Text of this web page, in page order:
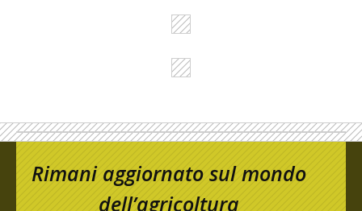
Rimani aggiornato sul mondo
dell’agricoltura